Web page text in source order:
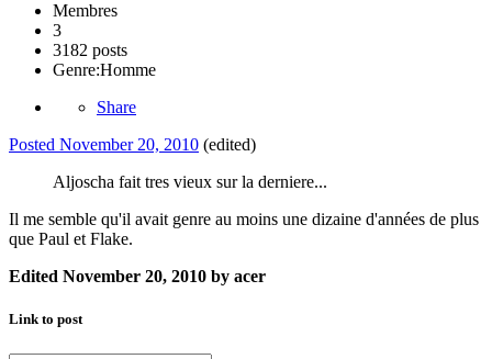
Membres
3
3182 posts
Genre:Homme
Share
Posted November 20, 2010 (edited)
Aljoscha fait tres vieux sur la derniere...
Il me semble qu'il avait genre au moins une dizaine d'années de plus
que Paul et Flake.
Edited November 20, 2010 by acer
Link to post